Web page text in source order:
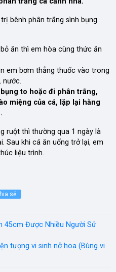
bênh phân trắng sình bụng
ăn thì em hòa cùng thức ăn
em bơm thẳng thuốc vào trong
nước.
to hoặc đi phân trắng,
miệng của cá, lặp lại hằng
ruột thì thường qua 1 ngày là
Sau khi cá ăn uống trở lại, em
liệu trình.
sẻ
45cm Được Nhiều Người Sử
tượng vi sinh nở hoa (Bùng vi